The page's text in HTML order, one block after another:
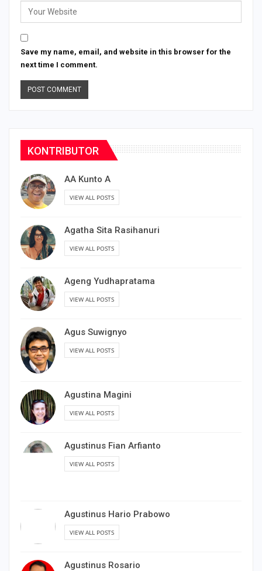
Save my name, email, and website in this browser for the
next time I comment.
KONTRIBUTOR
AA Kunto A
VIEW ALL POSTS
Agatha Sita Rasihanuri
VIEW ALL POSTS
Ageng Yudhapratama
VIEW ALL POSTS
Agus Suwignyo
VIEW ALL POSTS
Agustina Magini
VIEW ALL POSTS
Agustinus Fian Arfianto
VIEW ALL POSTS
Agustinus Hario Prabowo
VIEW ALL POSTS
Agustinus Rosario